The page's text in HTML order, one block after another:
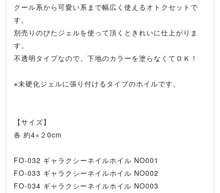
クール系から可愛い系まで幅広く使えるオトクセットで
す。
別売りのぴたジェルを使って頂くときれいに仕上がりま
す。
不透明タイプなので、下地のカラーを塗らなくてＯＫ！
※未硬化ジェルに張り付けるタイプのホイルです。
【サイズ】
各 約4×２0cm
FO-032 ギャラクシーネイルホイル NO001
FO-033 ギャラクシーネイルホイル NO002
FO-034 ギャラクシーネイルホイル NO003